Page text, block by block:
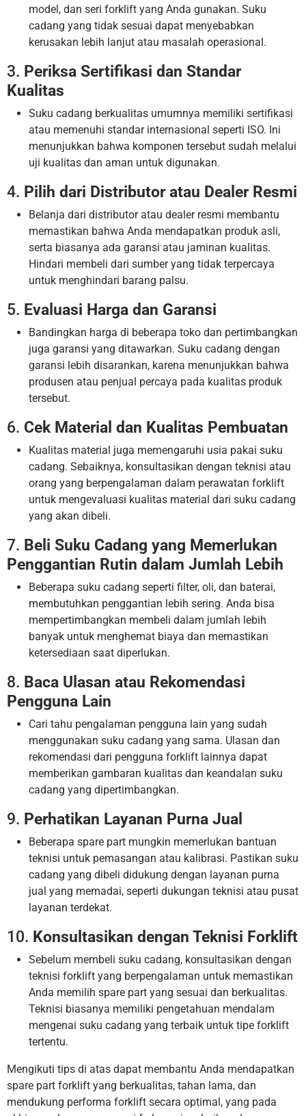
model, dan seri forklift yang Anda gunakan. Suku
cadang yang tidak sesuai dapat menyebabkan
kerusakan lebih lanjut atau masalah operasional.
3. Periksa Sertifikasi dan Standar
Kualitas
Suku cadang berkualitas umumnya memiliki sertifikasi
atau memenuhi standar internasional seperti ISO. Ini
menunjukkan bahwa komponen tersebut sudah melalui
uji kualitas dan aman untuk digunakan.
4. Pilih dari Distributor atau Dealer Resmi
Belanja dari distributor atau dealer resmi membantu
memastikan bahwa Anda mendapatkan produk asli,
serta biasanya ada garansi atau jaminan kualitas.
Hindari membeli dari sumber yang tidak terpercaya
untuk menghindari barang palsu.
5. Evaluasi Harga dan Garansi
Bandingkan harga di beberapa toko dan pertimbangkan
juga garansi yang ditawarkan. Suku cadang dengan
garansi lebih disarankan, karena menunjukkan bahwa
produsen atau penjual percaya pada kualitas produk
tersebut.
6. Cek Material dan Kualitas Pembuatan
Kualitas material juga memengaruhi usia pakai suku
cadang. Sebaiknya, konsultasikan dengan teknisi atau
orang yang berpengalaman dalam perawatan forklift
untuk mengevaluasi kualitas material dari suku cadang
yang akan dibeli.
7. Beli Suku Cadang yang Memerlukan
Penggantian Rutin dalam Jumlah Lebih
Beberapa suku cadang seperti filter, oli, dan baterai,
membutuhkan penggantian lebih sering. Anda bisa
mempertimbangkan membeli dalam jumlah lebih
banyak untuk menghemat biaya dan memastikan
ketersediaan saat diperlukan.
8. Baca Ulasan atau Rekomendasi
Pengguna Lain
Cari tahu pengalaman pengguna lain yang sudah
menggunakan suku cadang yang sama. Ulasan dan
rekomendasi dari pengguna forklift lainnya dapat
memberikan gambaran kualitas dan keandalan suku
cadang yang dipertimbangkan.
9. Perhatikan Layanan Purna Jual
Beberapa spare part mungkin memerlukan bantuan
teknisi untuk pemasangan atau kalibrasi. Pastikan suku
cadang yang dibeli didukung dengan layanan purna
jual yang memadai, seperti dukungan teknisi atau pusat
layanan terdekat.
10. Konsultasikan dengan Teknisi Forklift
Sebelum membeli suku cadang, konsultasikan dengan
teknisi forklift yang berpengalaman untuk memastikan
Anda memilih spare part yang sesuai dan berkualitas.
Teknisi biasanya memiliki pengetahuan mendalam
mengenai suku cadang yang terbaik untuk tipe forklift
tertentu.
Mengikuti tips di atas dapat membantu Anda mendapatkan
spare part forklift yang berkualitas, tahan lama, dan
mendukung performa forklift secara optimal, yang pada